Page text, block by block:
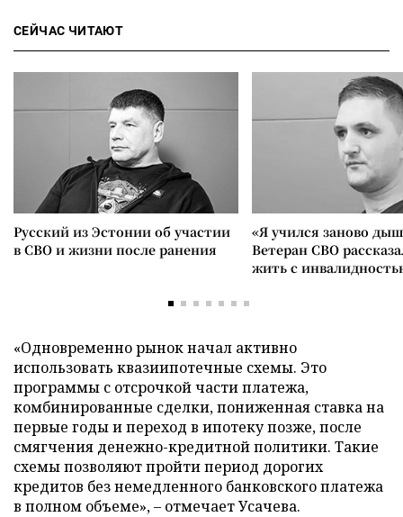
СЕЙЧАС ЧИТАЮТ
Русский из Эстонии об участии
в СВО и жизни после ранения
«Я учился заново
Ветеран СВО
жить с
«Одновременно рынок начал активно
использовать квазиипотечные схемы. Это
программы с отсрочкой части платежа,
комбинированные сделки, пониженная ставка на
первые годы и переход в ипотеку позже, после
смягчения денежно-кредитной политики. Такие
схемы позволяют пройти период дорогих
кредитов без немедленного банковского платежа
в полном объеме», – отмечает Усачева.